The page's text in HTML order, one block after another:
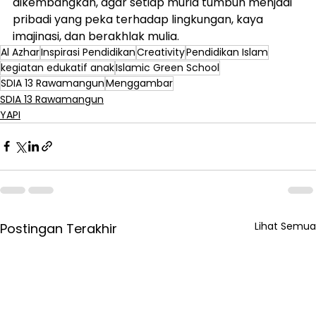
pribadi yang peka terhadap lingkungan, kaya
imajinasi, dan berakhlak mulia.
Al AzharInspirasi PendidikanCreativityPendidikan Islam
kegiatan edukatif anakIslamic Green School
SDIA 13 RawamangunMenggambar
SDIA 13 Rawamangun
YAPI
Postingan Terakhir Lihat Semua